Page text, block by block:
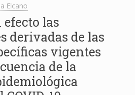
Elcano
efecto las
derivadas de las
vigentes
de la